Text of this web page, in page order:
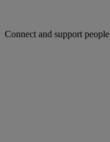
Connect and support people